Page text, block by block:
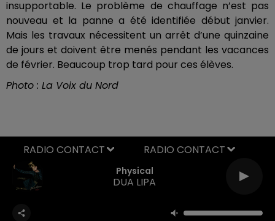
insupportable. Le problème de chauffage n’est pas
nouveau et la panne a été identifiée début janvier.
Mais les travaux nécessitent un arrêt d’une quinzaine
de jours et doivent être menés pendant les vacances
de février. Beaucoup trop tard pour ces élèves.
Photo : La Voix du Nord
Physical
DUA LIPA
RADIO CONTACT